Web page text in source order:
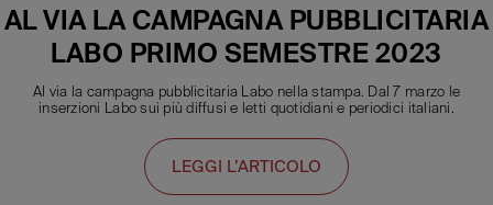
AL VIA LA CAMPAGNA PUBBLICITARIA
LABO PRIMO SEMESTRE 2023
Al via la campagna pubblicitaria Labo nella stampa. Dal 7 marzo le
inserzioni Labo sui più diffusi e letti quotidiani e periodici italiani.
LEGGI L’ARTICOLO